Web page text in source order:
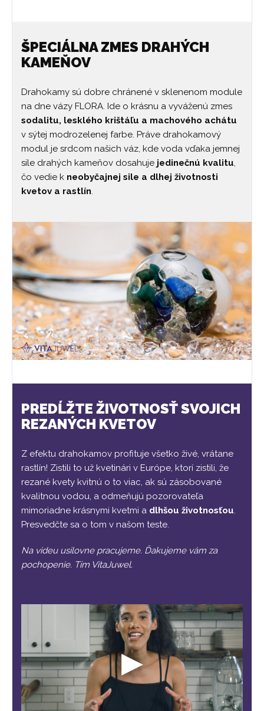
ŠPECIÁLNA ZMES DRAHÝCH
KAMEŇOV
Drahokamy sú dobre chránené v sklenenom module
na dne vázy FLORA. Ide o krásnu a vyváženú zmes
sodalitu, lesklého krištáľu a machového achátu
v sýtej modrozelenej farbe. Práve drahokamový
modul je srdcom našich váz, kde voda vďaka jemnej
sile drahých kameňov dosahuje jedinečnú kvalitu,
čo vedie k neobyčajnej sile a dlhej životnosti
kvetov a rastlín.
PREDĹŽTE ŽIVOTNOSŤ SVOJICH
REZANÝCH KVETOV
Z efektu drahokamov profituje všetko živé, vrátane
rastlín! Zistili to už kvetinári v Európe, ktorí zistili, že
rezané kvety kvitnú o to viac, ak sú zásobované
kvalitnou vodou, a odmeňujú pozorovateľa
mimoriadne krásnymi kvetmi a dlhšou životnosťou.
Presvedčte sa o tom v našom teste.
Na videu usilovne pracujeme. Ďakujeme vám za
pochopenie. Tím VitaJuwel.